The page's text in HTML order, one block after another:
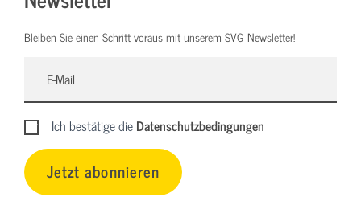
Bleiben Sie einen Schritt voraus mit unserem SVG Newsletter!
Ich bestätige dieDatenschutzbedingungen
Jetzt abonnieren